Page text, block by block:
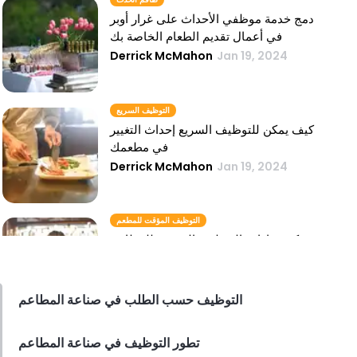
دمج خدمة موظفي الأحداث على غرار أوبر
في أعمال تقديم الطعام الخاصة بك
Derrick McMahon Jan 19, 2024
التوظيف السريع
كيف يمكن للتوظيف السريع إحداث التغيير
في مطعمك
Derrick McMahon Jan 19, 2024
التوظيف المؤقت للمطعم
كيفية إدارة التوظيف المؤقت للمطاعم
كيفية توفير الموظفين للمطاعم المزدحمة
التوظيف حسب الطلب في صناعة المطاعم
تطور التوظيف في صناعة المطاعم